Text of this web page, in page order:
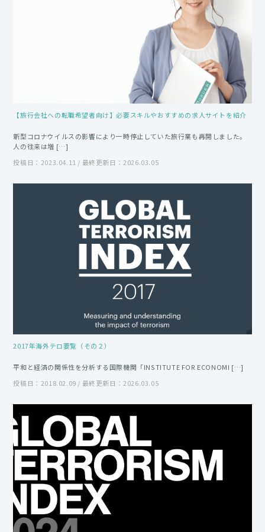
【旅行会社への転職希望者向け】必要スキルやおすすめの求人サイトを紹介
新型コロナウイルスの影響により一時停止していた旅行業も再開しました。
人の往来は増 […]
投稿日：2023.04.11 / 最終更新日：2026.03.05
2017年海外テロ要覧（その２）
平和と経済の関係性を分析する国際機関「INSTITUTE FOR ECONOMI […]
投稿日：2018.02.09 / 最終更新日：2026.03.05